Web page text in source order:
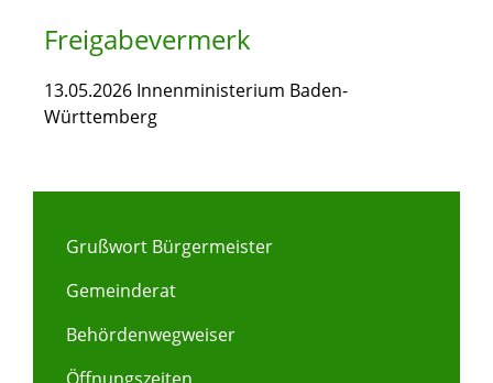
Freigabevermerk
13.05.2026 Innenministerium Baden-
Württemberg
Grußwort Bürgermeister
Gemeinderat
Behördenwegweiser